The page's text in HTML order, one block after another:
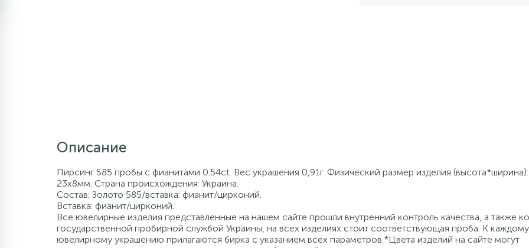
Описание
Пирсинг 585 пробы с фианитами 0.54ct. Вес украшения 0,91г. Физический размер изделия (высота*ширина):
23x8мм. Страна происхождения: Украина.
Состав: Золото 585/вставка: фианит/цирконий.
Вставка: фианит/цирконий.
Все ювелирные изделия представленные на нашем сайте прошли внутренний контроль качества, а также
государственной пробирной службой Украины, на всех изделиях стоит соответствующая проба. К каждому
ювелирному украшению прилагаются бирка с указанием всех параметров.*Цвета изделий на сайте могут